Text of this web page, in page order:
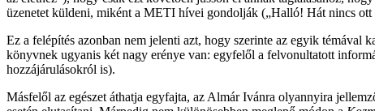
üzenetet küldeni, miként a METI hívei gondolják („Halló! Hát nincs ott
Ez a felépítés azonban nem jelenti azt, hogy szerinte az egyik témával
könyvnek ugyanis két nagy erénye van: egyfelől a felvonultatott
hozzájárulásokról is).
Másfelől az egészet áthatja egyfajta, az Almár Ivánra olyannyira